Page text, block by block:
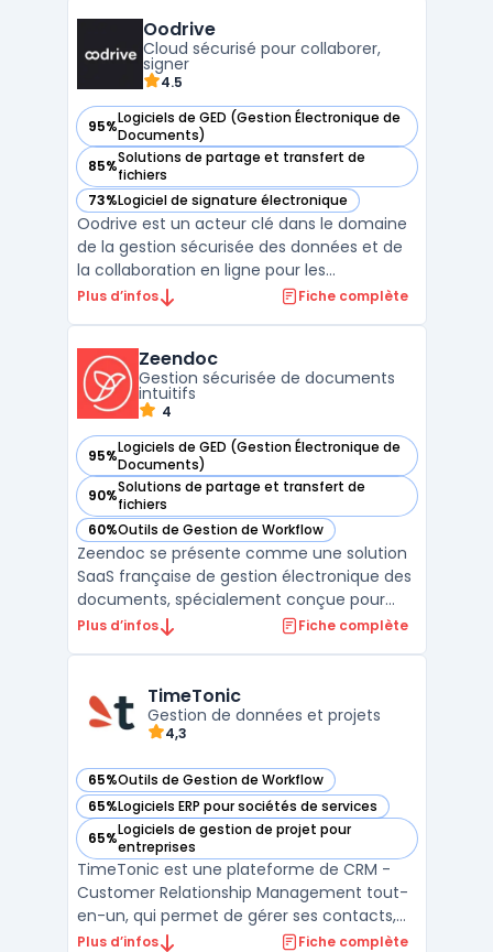
gestion complète des documents, depuis
leur création, leur validation, jusqu’à ...
Oodrive
Cloud sécurisé pour collaborer,
signer
4.5
95%Logiciels de GED (Gestion Électronique de
Documents)
— voir Oodrive dans cette catégorie
85%Solutions de partage et transfert de
fichiers
— voir Oodrive dans cette catégorie
73%Logiciel de signature électronique
— voir Oodrive dans cette catégorie
Oodrive est un acteur clé dans le domaine
de la gestion sécurisée des données et de
la collaboration en ligne pour les
entreprises. Avec ses solutions certifiées et
partenaire privilégié pour les organisations
cherchant à sécuriser leu ...
Plus d’infos Fiche complète
Zeendoc
Gestion sécurisée de documents
intuitifs
4
95%Logiciels de GED (Gestion Électronique de
Documents)
— voir Zeendoc dans cette catégorie
90%Solutions de partage et transfert de
fichiers
— voir Zeendoc dans cette catégorie
60%Outils de Gestion de Workflow
— voir Zeendoc dans cette catégorie
Zeendoc se présente comme une solution
SaaS française de gestion électronique des
documents, spécialement conçue pour
répondre aux besoins des PME. Cette
informations de l'entreprise, quel que soit
leur format d'origine. Zee ...
Plus d’infos Fiche complète
TimeTonic
Gestion de données et projets
4,3
65%Outils de Gestion de Workflow
— voir TimeTonic dans cette catégorie
65%Logiciels ERP pour sociétés de services
— voir TimeTonic dans cette catégorie
65%Logiciels de gestion de projet pour
entreprises
— voir TimeTonic dans cette catégorie
TimeTonic est une plateforme de CRM -
Customer Relationship Management tout-
en-un, qui permet de gérer ses contacts,
projets, tâches et temps de manière
Plus d’infos Fiche complète